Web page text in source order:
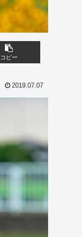
コピー
2019.07.07